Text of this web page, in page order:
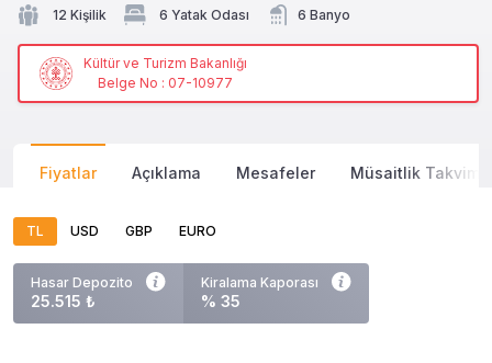
12 Kişilik 6 Yatak Odası 6 Banyo
Kültür ve Turizm Bakanlığı
Belge No : 07-10977
Fiyatlar Açıklama Mesafeler Müsaitlik Takvimi
TL USD GBP EURO
Hasar Depozito
25.515 ₺
Kiralama Kaporası
% 35